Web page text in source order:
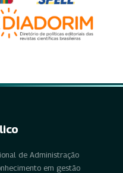
de Administração
em gestão